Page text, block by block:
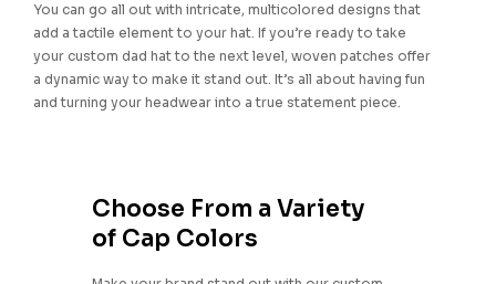
You can go all out with intricate, multicolored designs that
add a tactile element to your hat. If you’re ready to take
your custom dad hat to the next level, woven patches offer
a dynamic way to make it stand out. It’s all about having fun
and turning your headwear into a true statement piece.
Choose From a Variety
of Cap Colors